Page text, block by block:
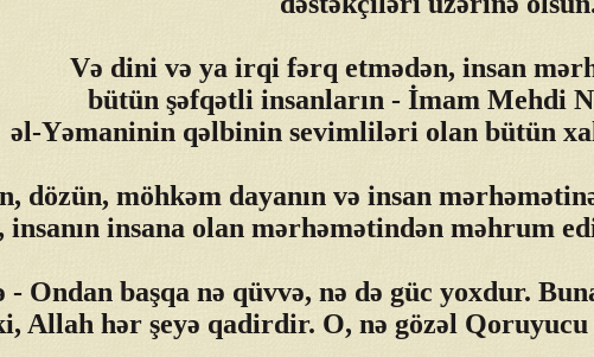
Və dini və ya irqi fərq etmədən, insan
bütün şəfqətli insanların - İmam Mehdi
əl-Yəmaninin qəlbinin sevimliləri olan bütün
dözün, möhkəm dayanın və insan
insanın insana olan mərhəmətindən məhrum
- Ondan başqa nə qüvvə, nə də güc yoxdur.
Allah hər şeyə qadirdir. O, nə gözəl Qoruyucu